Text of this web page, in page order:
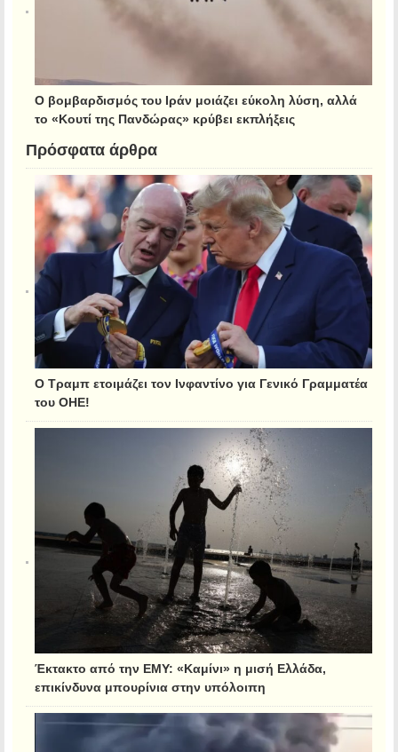
Ο βομβαρδισμός του Ιράν μοιάζει εύκολη λύση, αλλά
το «Κουτί της Πανδώρας» κρύβει εκπλήξεις
Πρόσφατα άρθρα
Ο Τραμπ ετοιμάζει τον Ινφαντίνο για Γενικό Γραμματέα
του ΟΗΕ!
Έκτακτο από την ΕΜΥ: «Καμίνι» η μισή Ελλάδα,
επικίνδυνα μπουρίνια στην υπόλοιπη